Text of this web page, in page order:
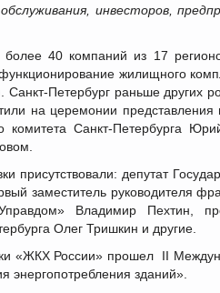
инвесторов,
40 компаний из 17
жилищного
Санкт-Петербург раньше других
на церемонии представления
Санкт-Петербурга
присутствовали: депутат
заместитель руководителя
Владимир Пехтин,
Олег Тришкин и другие.
«ЖКХ России» прошел II
зданий».